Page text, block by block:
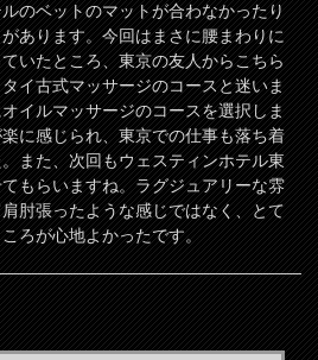
のベットのマットが合わなかったり
あります。今回はまさに腰まわりに
いたところ、東京の友人からこちら
イ古式マッサージのコースと迷いま
イルマッサージのコースを選択しま
に感じられ、東京での仕事も落ち着
また、次回もウェスティンホテル東
もらいますね。ラグジュアリーな雰
肘張ったような感じではなく、とて
ろが心地よかったです。